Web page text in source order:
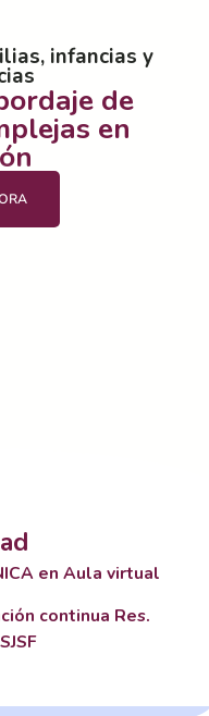
infancias y
de
en
en Aula virtual
continua Res.